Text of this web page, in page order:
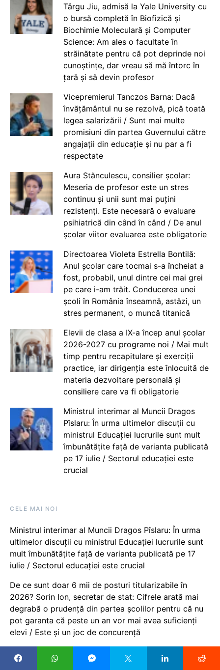
Târgu Jiu, admisă la Yale University cu
o bursă completă în Biofizică și
Biochimie Moleculară și Computer
Science: Am ales o facultate în
străinătate pentru că pot deprinde noi
cunoștințe, dar vreau să mă întorc în
țară și să devin profesor
Vicepremierul Tanczos Barna: Dacă
învățământul nu se rezolvă, pică toată
legea salarizării / Sunt mai multe
promisiuni din partea Guvernului către
angajații din educație și nu par a fi
respectate
Aura Stănculescu, consilier școlar:
Meseria de profesor este un stres
continuu și unii sunt mai puțini
rezistenți. Este necesară o evaluare
psihiatrică din când în când / De anul
școlar viitor evaluarea este obligatorie
Directoarea Violeta Estrella Bontilă:
Anul școlar care tocmai s-a încheiat a
fost, probabil, unul dintre cei mai grei
pe care i-am trăit. Conducerea unei
școli în România înseamnă, astăzi, un
stres permanent, o muncă titanică
Elevii de clasa a IX-a încep anul școlar
2026-2027 cu programe noi / Mai mult
timp pentru recapitulare și exerciții
practice, iar dirigenția este înlocuită de
materia dezvoltare personală și
consiliere care va fi obligatorie
Ministrul interimar al Muncii Dragos
Pîslaru: În urma ultimelor discuții cu
ministrul Educației lucrurile sunt mult
îmbunătățite față de varianta publicată
pe 17 iulie / Sectorul educației este
crucial
CELE MAI NOI
Ministrul interimar al Muncii Dragos Pîslaru: În urma
ultimelor discuții cu ministrul Educației lucrurile sunt
mult îmbunătățite față de varianta publicată pe 17
iulie / Sectorul educației este crucial
De ce sunt doar 6 mii de posturi titularizabile în
2026? Sorin Ion, secretar de stat: Cifrele arată mai
degrabă o prudență din partea școlilor pentru că nu
pot garanta că peste un an vor mai avea suficienți
elevi / Este și un joc de concurență
învățământ care nu au realizat planul de școlarizare: